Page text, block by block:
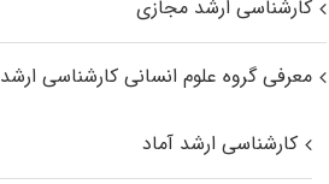
کارشناسی ارشد مجازی
معرفی گروه علوم انسانی کارشناسی ارشد
کارشناسی ارشد آماد